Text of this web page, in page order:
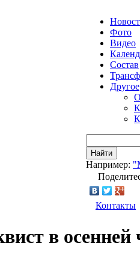
Фото
Видео
Состав
Другое
Найти
Например:
Контакты
в осенней